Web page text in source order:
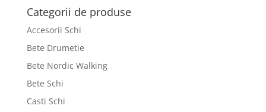
Categorii de produse
Accesorii Schi
Bete Drumetie
Bete Nordic Walking
Bete Schi
Casti Schi